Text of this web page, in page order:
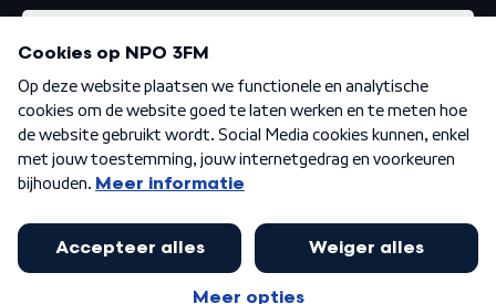
Algemene voorwaarden Privacybeleid